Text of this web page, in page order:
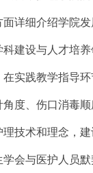
面详细介绍学院
科建设与人才培
在实践教学指导
角度、伤口消毒
理技术和理念，
会与医护人员默